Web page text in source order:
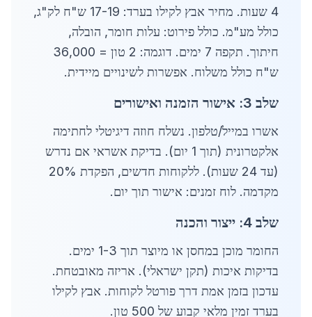
4 שעות. מחיר אבץ לקילו בערד: 17-19 ש"ח לק"ג,
כולל מע"מ. כולל פירוט: עלות חומר, הובלה,
חיתוך. תקפה 7 ימים. דוגמה: 2 טון = 36,000
ש"ח כולל משלוח. אפשרות לשינויים מיידית.
שלב 3: אישור הזמנה ואישורים
אשרו במייל/טלפון. נשלח חוזה דיגיטלי לחתימה
אלקטרונית (תוך 1 יום). בדיקת אשראי אם נדרש
(עד 24 שעות). ללקוחות חדשים, הפקדת 20%
מקדמה. לוח זמנים: אישור תוך יום.
שלב 4: ייצור והכנה
החומר מוכן במחסן או מיוצר תוך 1-3 ימים.
בדיקות איכות (תקן ישראלי). אריזה מאובטחת.
עדכון בזמן אמת דרך פורטל לקוחות. אבץ לקילו
בערד זמין מלאי קבוע של 500 טון.